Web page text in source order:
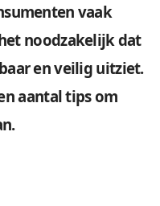
vaak
noodzakelijk dat
en veilig uitziet.
aantal tips om